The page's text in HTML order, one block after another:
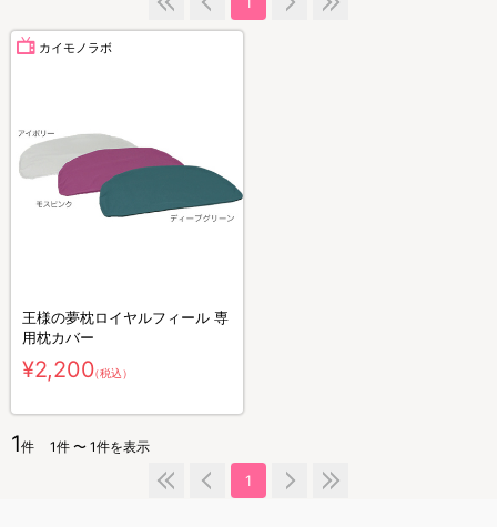
カイモノラボ
王様の夢枕ロイヤルフィール 専
用枕カバー
¥2,200（税込）
1件 1件 〜 1件を表示
1